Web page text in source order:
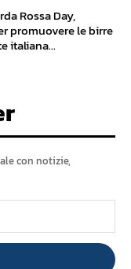
Rossa Day,
promuovere le birre
italiana...
con notizie,